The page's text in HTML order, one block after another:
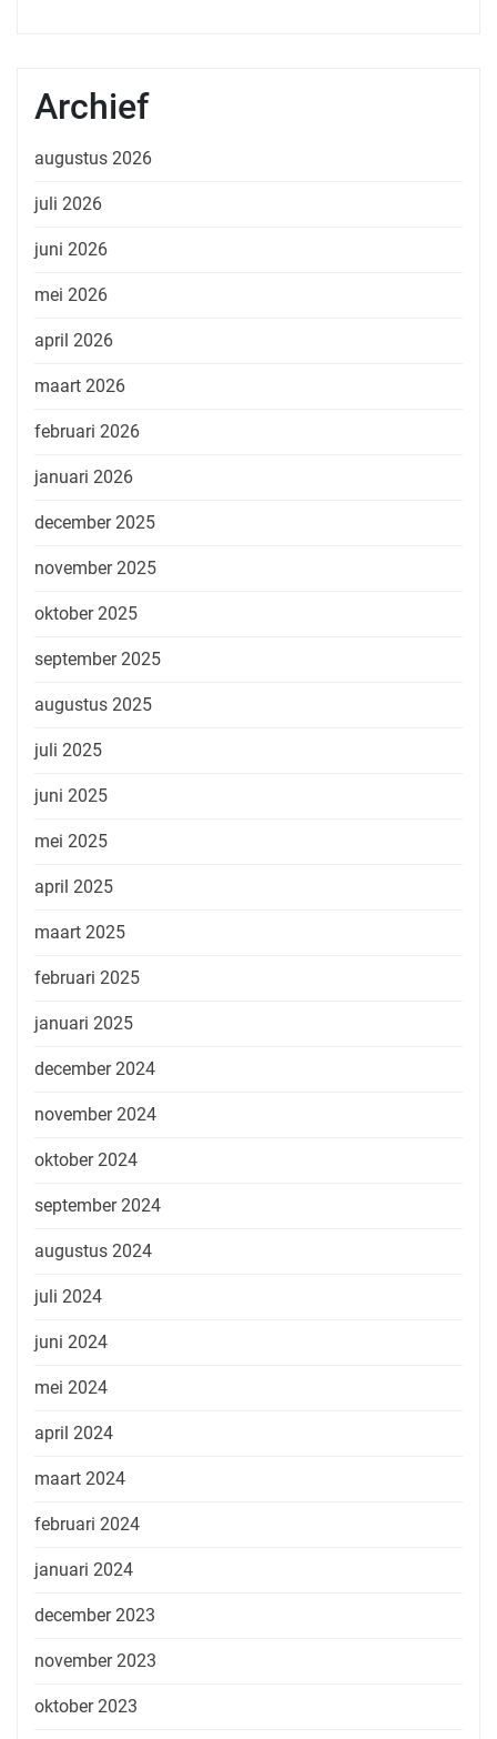
Archief
augustus 2026
juli 2026
juni 2026
mei 2026
april 2026
maart 2026
februari 2026
januari 2026
december 2025
november 2025
oktober 2025
september 2025
augustus 2025
juli 2025
juni 2025
mei 2025
april 2025
maart 2025
februari 2025
januari 2025
december 2024
november 2024
oktober 2024
september 2024
augustus 2024
juli 2024
juni 2024
mei 2024
april 2024
maart 2024
februari 2024
januari 2024
december 2023
november 2023
oktober 2023